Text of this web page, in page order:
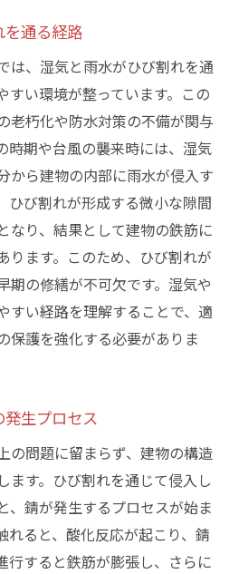
を通る経路
は、湿気と雨水がひび割れを通
すい環境が整っています。この
老朽化や防水対策の不備が関与
時期や台風の襲来時には、湿気
から建物の内部に雨水が侵入す
ひび割れが形成する微小な隙間
なり、結果として建物の鉄筋に
ります。このため、ひび割れが
期の修繕が不可欠です。湿気や
すい経路を理解することで、適
保護を強化する必要がありま
生プロセス
の問題に留まらず、建物の構造
ます。ひび割れを通じて侵入し
、錆が発生するプロセスが始ま
れると、酸化反応が起こり、錆
行すると鉄筋が膨張し、さらに